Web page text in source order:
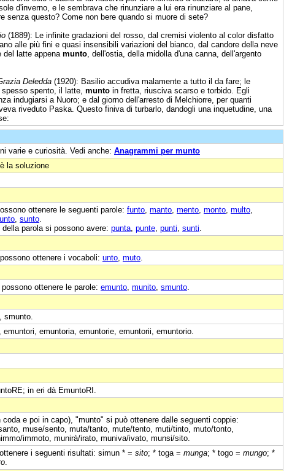
d'inverno, e le sembrava che rinunziare a lui era rinunziare al pane,
senza questo? Come non bere quando si muore di sete?
(1889): Le infinite gradazioni del rosso, dal cremisi violento al color disfatto
alle più fini e quasi insensibili variazioni del bianco, dal candore della neve
del latte appena munto , dell'ostia, della midolla d'una canna, dell'argento
Deledda (1920): Basilio accudiva malamente a tutto il da fare; le
spento, il latte, munto in fretta, riusciva scarso e torbido. Egli
indugiarsi a Nuoro; e dal giorno dell'arresto di Melchiorre, per quanti
riveduto Paska. Questo finiva di turbarlo, dandogli una inquetudine, una
varie e curiosità. Vedi anche: Anagrammi per munto
la soluzione
ottenere le seguenti parole: funto manto mento monto multo
sunto
parola si possono avere: punta punte punti sunti
ottenere i vocaboli: unto muto
ottenere le parole: emunto munito smunto
smunto.
emuntoria, emuntorie, emuntorii, emuntorio.
in eri dà EmuntoRI.
e poi in capo), "munto" si può ottenere dalle seguenti coppie:
muse/sento, muta/tanto, mute/tento, muti/tinto, muto/tonto,
immoto, munirà/irato, muniva/ivato, munsi/sito.
i seguenti risultati: simun * = sito; * toga = munga; * togo = mungo; *